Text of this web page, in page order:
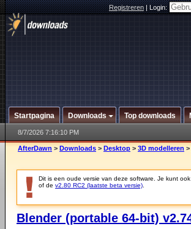
Registreren|Login:
Startpagina Downloads Top downloads
8/7/2026 7:16:10 PM
AfterDawn > Downloads > Desktop > 3D modelleren >
Dit is een oude versie van deze software. Je kunt
of de v2.80 RC2 (laatste beta versie)
Blender (portable 64-bit)